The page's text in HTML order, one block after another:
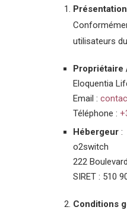
utilisateurs
Propriétaire
Eloquentia
Email :
Téléphone :
Hébergeur :
o2switch
222
SIRET : 510
Conditions